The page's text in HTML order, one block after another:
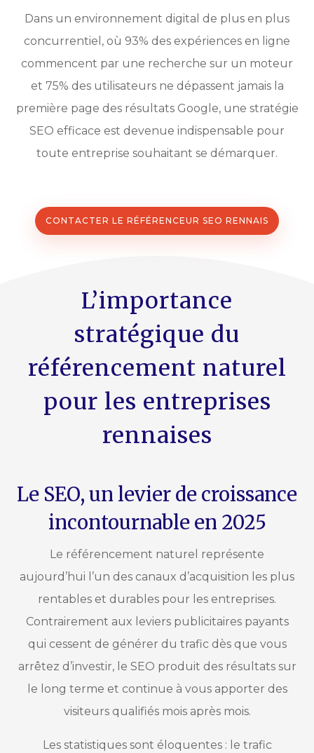
Dans un environnement digital de plus en plus
concurrentiel, où 93% des expériences en ligne
commencent par une recherche sur un moteur
et 75% des utilisateurs ne dépassent jamais la
première page des résultats Google, une stratégie
SEO efficace est devenue indispensable pour
toute entreprise souhaitant se démarquer.
CONTACTER LE RÉFÉRENCEUR SEO RENNAIS
L’importance
stratégique du
référencement naturel
pour les entreprises
rennaises
Le SEO, un levier de croissance
incontournable en 2025
Le référencement naturel représente
aujourd’hui l’un des canaux d’acquisition les plus
rentables et durables pour les entreprises.
Contrairement aux leviers publicitaires payants
qui cessent de générer du trafic dès que vous
arrêtez d’investir, le SEO produit des résultats sur
le long terme et continue à vous apporter des
visiteurs qualifiés mois après mois.
Les statistiques sont éloquentes : le trafic